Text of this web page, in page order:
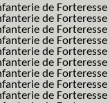
de
de
de Forteresse
de
de Forteresse
de
de Forteresse
de Forteresse
de Forteresse